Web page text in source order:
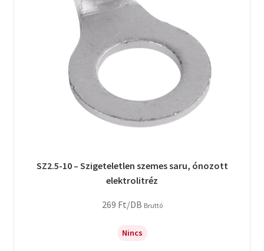
SZ2.5-10 – Szigeteletlen szemes saru, ónozott
elektrolitréz
269 Ft/DB Bruttó
Nincs